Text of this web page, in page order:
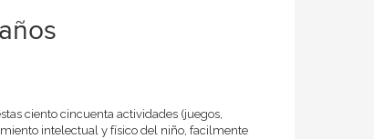
ciento cincuenta actividades (juegos,
intelectual y físico del niño, facilmente